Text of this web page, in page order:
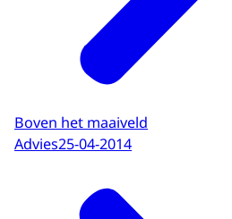
Boven het maaiveld
Advies25-04-2014